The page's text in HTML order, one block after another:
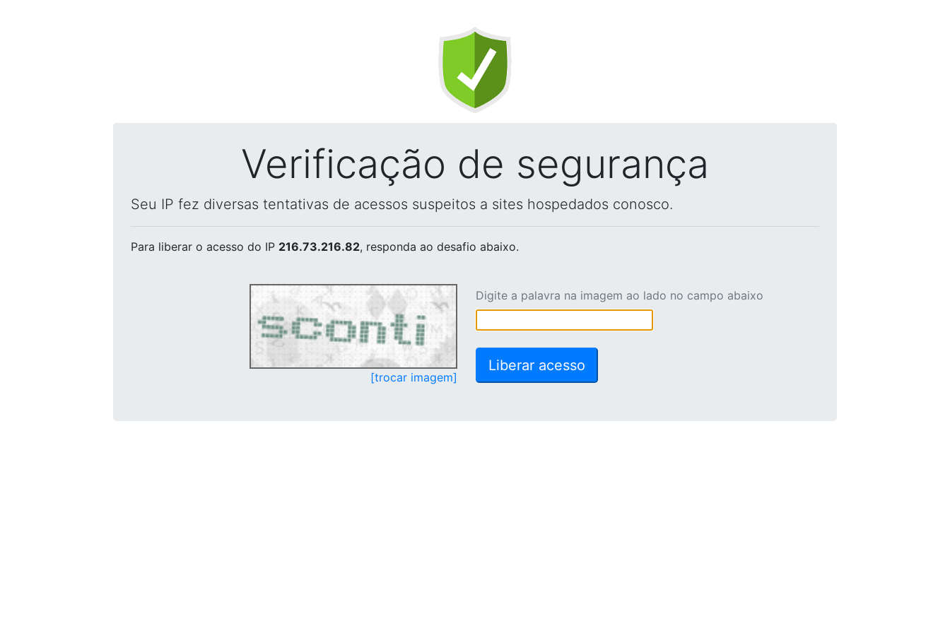
Verificação de segurança
Seu IP fez diversas tentativas de acessos suspeitos a sites hospedados conosco.
Para liberar o acesso do IP 216.73.216.82, responda ao desafio abaixo.
[trocar imagem]
Digite a palavra na imagem ao lado no campo abaixo